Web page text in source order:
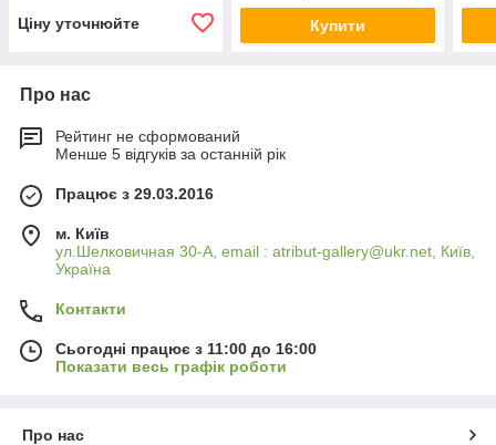
Ціну уточнюйте Купити
Про нас
Рейтинг не сформований
Менше 5 відгуків за останній рік
Працює з 29.03.2016
м. Київ
ул.Шелковичная 30-А, email : atribut-gallery@ukr.net, Київ,
Україна
Контакти
Сьогодні працює з 11:00 до 16:00
Показати весь графік роботи
Про нас